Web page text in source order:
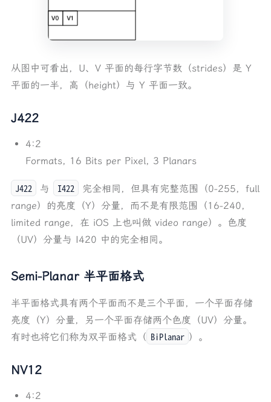
从图中可看出，U、V 平面的每行字节数（strides）是 Y
平面的一半，高（height）与 Y 平面一致。
J422
4:2
Formats, 16 Bits per Pixel, 3 Planars
J422 与 I422
完全相同，但具有完整范围（0-255，full
range）的亮度（Y）分量，而不是有限范围（16-240，
limited range，在 iOS 上也叫做 video range）。色度
（UV）分量与 I420 中的完全相同。
Semi-Planar 半平面格式
半平面格式具有两个平面而不是三个平面，一个平面存储
亮度（Y）分量，另一个平面存储两个色度（UV）分量。
有时也将它们称为双平面格式（ BiPlanar ）。
NV12
4:2